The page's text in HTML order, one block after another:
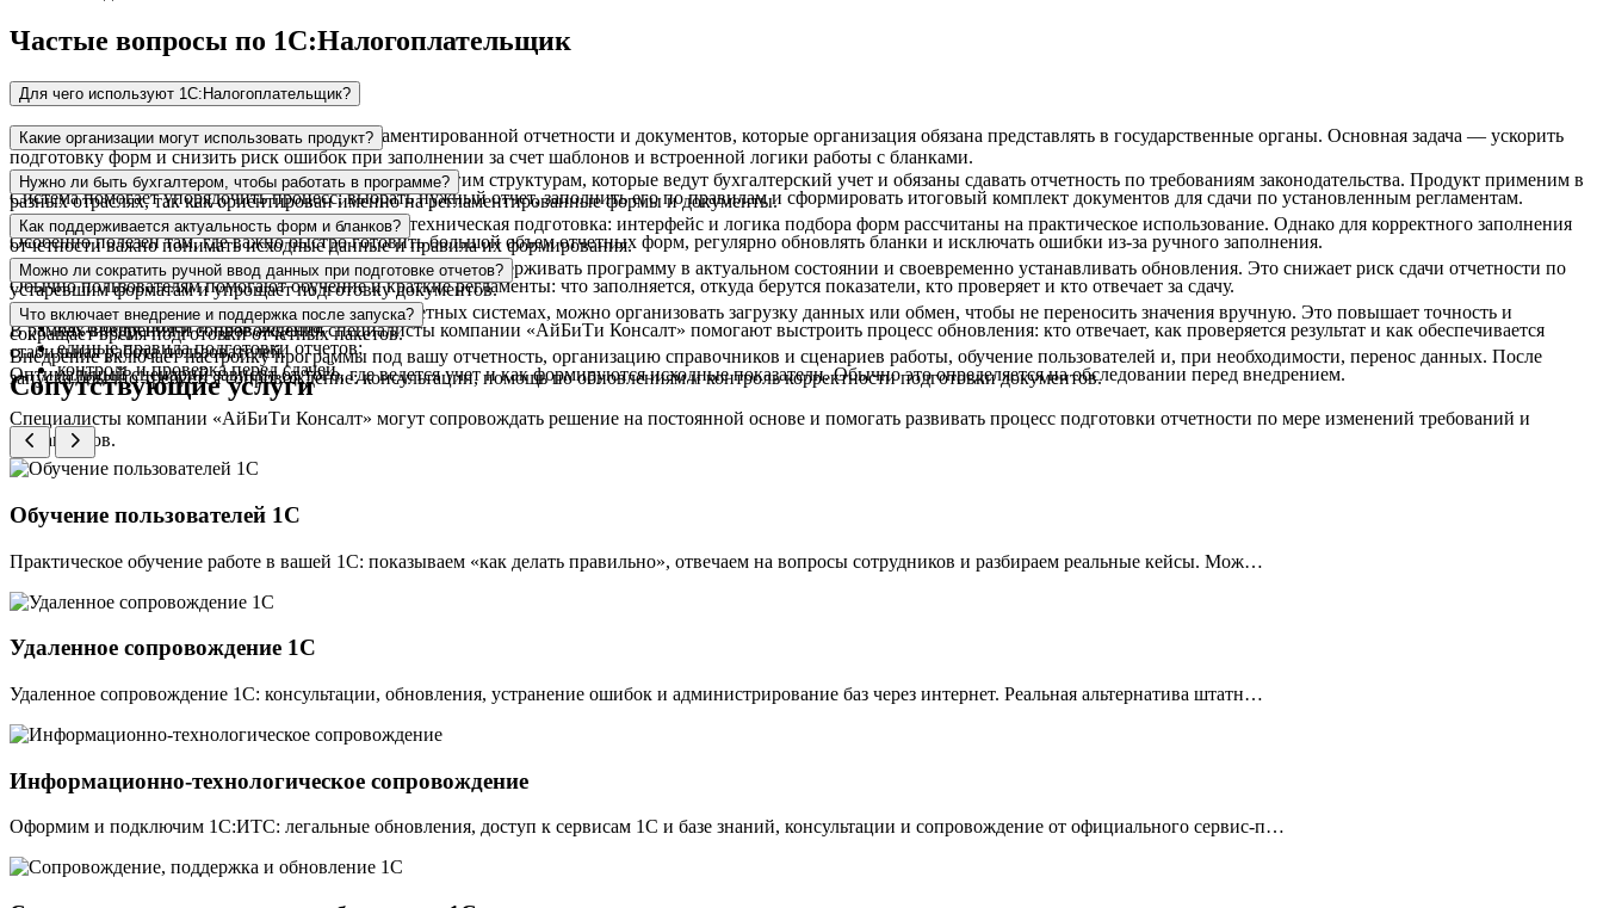
Частые вопросы по 1С:Налогоплательщик
Для чего используют 1С:Налогоплательщик?
Программа применяется для подготовки регламентированной отчетности и документов, которые организация обязана представлять в государственные органы. Основная задача — ускорить
подготовку форм и снизить риск ошибок при заполнении за счет шаблонов и встроенной логики работы с бланками.
Система помогает упорядочить процесс: выбрать нужный отчет, заполнить его по правилам и сформировать итоговый комплект документов для сдачи по установленным регламентам.
Какие организации могут использовать продукт?
Решение подходит коммерческим организациям и другим структурам, которые ведут бухгалтерский учет и обязаны сдавать отчетность по требованиям законодательства. Продукт применим в
разных отраслях, так как ориентирован именно на регламентированные формы и документы.
Особенно полезен там, где важно быстро готовить большой объем отчетных форм, регулярно обновлять бланки и исключать ошибки из-за ручного заполнения.
Нужно ли быть бухгалтером, чтобы работать в программе?
Для работы с программой не требуется глубокая техническая подготовка: интерфейс и логика подбора форм рассчитаны на практическое использование. Однако для корректного заполнения
отчетности важно понимать исходные данные и правила их формирования.
Обычно пользователям помогают обучение и краткие регламенты: что заполняется, откуда берутся показатели, кто проверяет и кто отвечает за сдачу.
настройка ролей и прав доступа;
единые правила подготовки отчетов;
контроль и проверка перед сдачей.
Как поддерживается актуальность форм и бланков?
Регламентированные формы меняются, поэтому важно поддерживать программу в актуальном состоянии и своевременно устанавливать обновления. Это снижает риск сдачи отчетности по
устаревшим форматам и упрощает подготовку документов.
В рамках внедрения и сопровождения специалисты компании «АйБиТи Консалт» помогают выстроить процесс обновления: кто отвечает, как проверяется результат и как обеспечивается
стабильная работа пользователей.
Можно ли сократить ручной ввод данных при подготовке отчетов?
Да. Если часть показателей уже формируется в учетных системах, можно организовать загрузку данных или обмен, чтобы не переносить значения вручную. Это повышает точность и
сокращает время подготовки отчетных пакетов.
Оптимальный сценарий зависит от того, где ведется учет и как формируются исходные показатели. Обычно это определяется на обследовании перед внедрением.
Что включает внедрение и поддержка после запуска?
Внедрение включает настройку программы под вашу отчетность, организацию справочников и сценариев работы, обучение пользователей и, при необходимости, перенос данных. После
запуска обычно требуется сопровождение: консультации, помощь по обновлениям и контроль корректности подготовки документов.
Специалисты компании «АйБиТи Консалт» могут сопровождать решение на постоянной основе и помогать развивать процесс подготовки отчетности по мере изменений требований и
регламентов.
Сопутствующие услуги
Обучение пользователей 1С
Практическое обучение работе в вашей 1С: показываем «как делать правильно», отвечаем на вопросы сотрудников и разбираем реальные кейсы. Мож…
Удаленное сопровождение 1С
Удаленное сопровождение 1С: консультации, обновления, устранение ошибок и администрирование баз через интернет. Реальная альтернатива штатн…
Информационно-технологическое сопровождение
Оформим и подключим 1С:ИТС: легальные обновления, доступ к сервисам 1С и базе знаний, консультации и сопровождение от официального сервис-п…